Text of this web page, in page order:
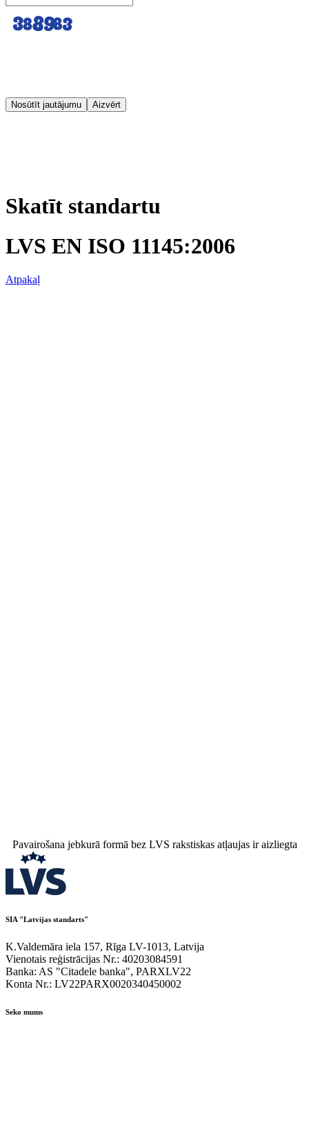
Nosūtīt jautājumu Aizvērt
Skatīt standartu
LVS EN ISO 11145:2006
Atpakaļ
Pavairošana jebkurā formā bez LVS rakstiskas atļaujas ir aizliegta
SIA "Latvijas standarts"
K.Valdemāra iela 157, Rīga LV-1013, Latvija
Vienotais reģistrācijas Nr.: 40203084591
Banka: AS "Citadele banka", PARXLV22
Konta Nr.: LV22PARX0020340450002
Seko mums